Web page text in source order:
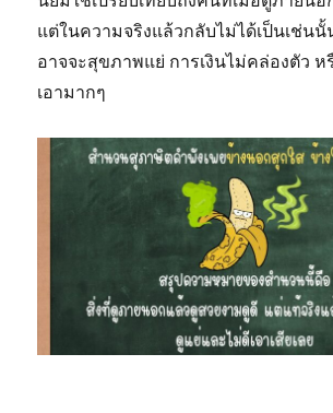
แต่ในความจริงแล้วกลับไม่ได้เป็นเช่น
อาจจะสุขภาพแย่ การเงินไม่คล่องตัว ห
เอามากๆ